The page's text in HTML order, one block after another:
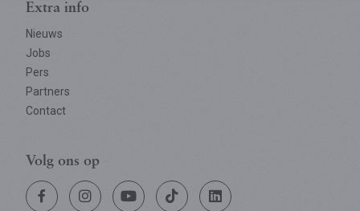
Extra info
Nieuws
Jobs
Pers
Partners
Contact
Volg ons op